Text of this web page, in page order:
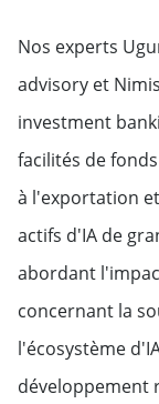
Nos experts
advisory et
investment
facilités de
à l'exportation
actifs d'IA de
abordant
concernant la
l'écosystème
développement